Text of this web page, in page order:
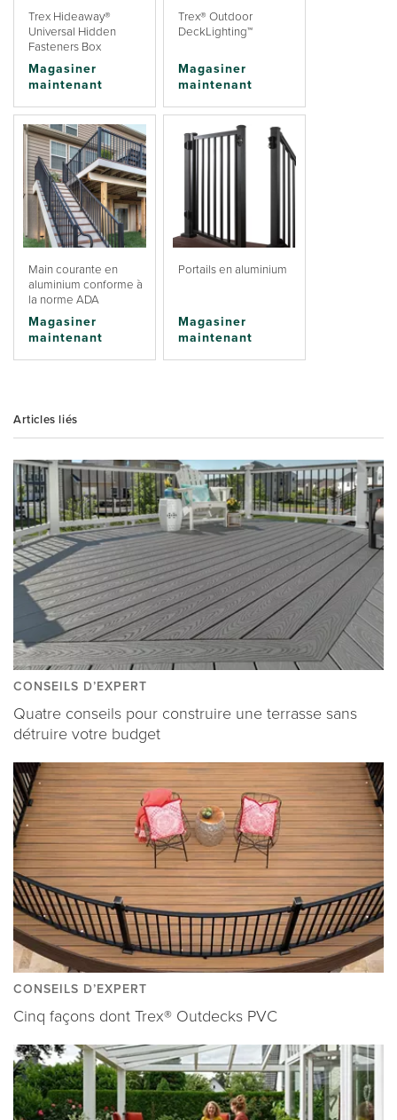
Trex Hideaway®
Universal Hidden
Fasteners Box
Magasiner
maintenant
Trex® Outdoor
DeckLighting™
Magasiner
maintenant
Main courante en
aluminium conforme à
la norme ADA
Magasiner
maintenant
Portails en aluminium
Magasiner
maintenant
Articles liés
CONSEILS D’EXPERT
Quatre conseils pour construire une terrasse sans
détruire votre budget
CONSEILS D’EXPERT
Cinq façons dont Trex® Outdecks PVC